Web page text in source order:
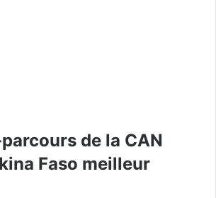
de la CAN
Faso meilleur